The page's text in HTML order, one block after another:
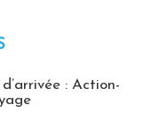
: Action-